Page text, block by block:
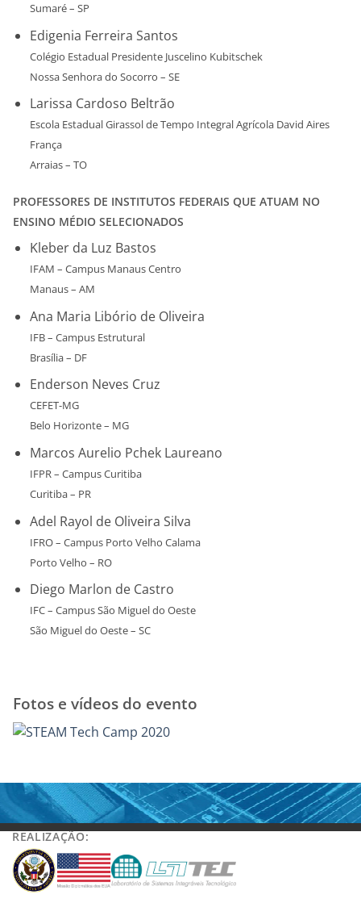
Sumaré – SP
Edigenia Ferreira Santos
Colégio Estadual Presidente Juscelino Kubitschek
Nossa Senhora do Socorro – SE
Larissa Cardoso Beltrão
Escola Estadual Girassol de Tempo Integral Agrícola David Aires
França
Arraias – TO
PROFESSORES DE INSTITUTOS FEDERAIS QUE ATUAM NO
ENSINO MÉDIO SELECIONADOS
Kleber da Luz Bastos
IFAM – Campus Manaus Centro
Manaus – AM
Ana Maria Libório de Oliveira
IFB – Campus Estrutural
Brasília – DF
Enderson Neves Cruz
CEFET-MG
Belo Horizonte – MG
Marcos Aurelio Pchek Laureano
IFPR – Campus Curitiba
Curitiba – PR
Adel Rayol de Oliveira Silva
IFRO – Campus Porto Velho Calama
Porto Velho – RO
Diego Marlon de Castro
IFC – Campus São Miguel do Oeste
São Miguel do Oeste – SC
Fotos e vídeos do evento
REALIZAÇÃO: